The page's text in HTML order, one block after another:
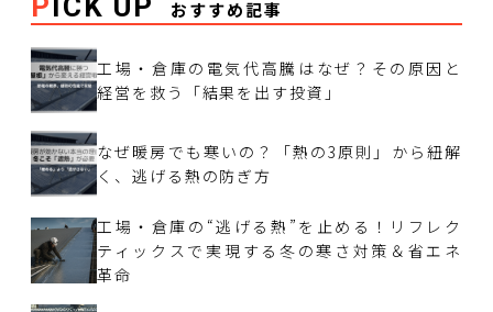
おすすめ記事
工場・倉庫の電気代高騰はなぜ？その原因と
経営を救う「結果を出す投資」
なぜ暖房でも寒いの？「熱の3原則」から紐解
く、逃げる熱の防ぎ方
工場・倉庫の“逃げる熱”を止める！リフレク
ティックスで実現する冬の寒さ対策＆省エネ
革命